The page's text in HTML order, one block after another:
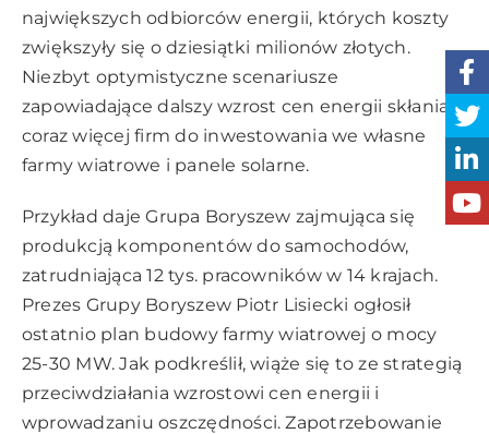
największych odbiorców energii, których koszty
zwiększyły się o dziesiątki milionów złotych.
Niezbyt optymistyczne scenariusze
zapowiadające dalszy wzrost cen energii skłaniają
coraz więcej firm do inwestowania we własne
farmy wiatrowe i panele solarne.
Przykład daje Grupa Boryszew zajmująca się
produkcją komponentów do samochodów,
zatrudniająca 12 tys. pracowników w 14 krajach.
Prezes Grupy Boryszew Piotr Lisiecki ogłosił
ostatnio plan budowy farmy wiatrowej o mocy
25-30 MW. Jak podkreślił, wiąże się to ze strategią
przeciwdziałania wzrostowi cen energii i
wprowadzaniu oszczędności. Zapotrzebowanie